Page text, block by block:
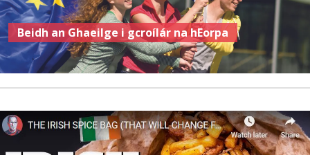
Beidh an Ghaeilge i gcroílár na hEorpa